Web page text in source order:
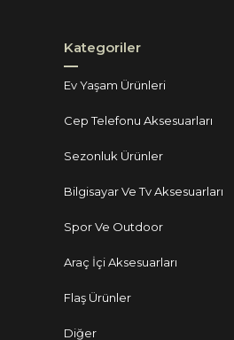
Kategoriler
Ev Yaşam Ürünleri
Cep Telefonu Aksesuarları
Sezonluk Ürünler
Bilgisayar Ve Tv Aksesuarları
Spor Ve Outdoor
Araç İçi Aksesuarları
Flaş Ürünler
Diğer